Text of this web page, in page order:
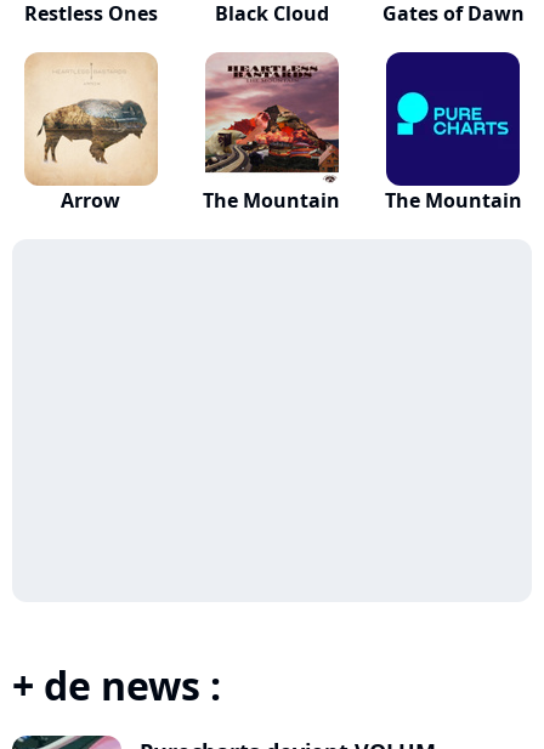
Restless Ones Black Cloud Gates of Dawn
Arrow The Mountain The Mountain
+ de news :